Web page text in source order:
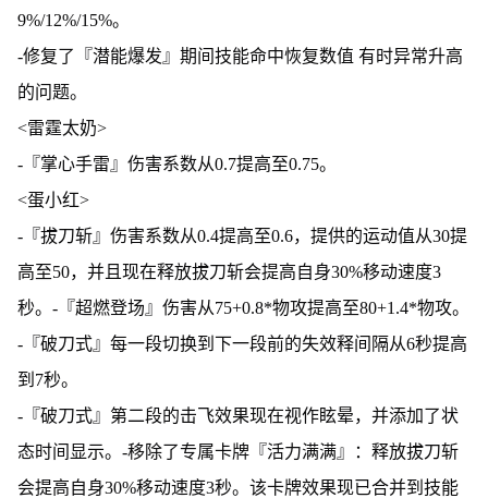
9%/12%/15%。
-修复了『潜能爆发』期间技能命中恢复数值 有时异常升高
的问题。
<雷霆太奶>
-『掌心手雷』伤害系数从0.7提高至0.75。
<蛋小红>
-『拔刀斩』伤害系数从0.4提高至0.6，提供的运动值从30提
高至50，并且现在释放拔刀斩会提高自身30%移动速度3
秒。-『超燃登场』伤害从75+0.8*物攻提高至80+1.4*物攻。
-『破刀式』每一段切换到下一段前的失效释间隔从6秒提高
到7秒。
-『破刀式』第二段的击飞效果现在视作眩晕，并添加了状
态时间显示。-移除了专属卡牌『活力满满』：释放拔刀斩
会提高自身30%移动速度3秒。该卡牌效果现已合并到技能